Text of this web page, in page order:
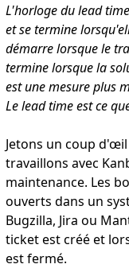
L'horloge du lead
et se termine
démarre lorsque le
termine lorsque la
est une mesure plus
Le lead time est ce
Jetons un coup
travaillons avec
maintenance. Les
ouverts dans un
Bugzilla, Jira ou
ticket est créé et
est fermé.